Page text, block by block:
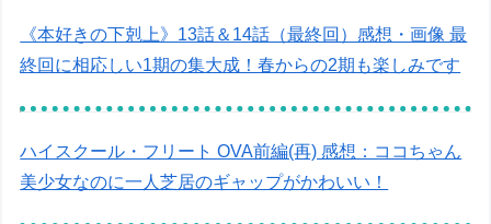
《本好きの下剋上》13話＆14話（最終回）感想・画像 最
終回に相応しい1期の集大成！春からの2期も楽しみです
ハイスクール・フリート OVA前編(再) 感想：ココちゃん
美少女なのに一人芝居のギャップがかわいい！